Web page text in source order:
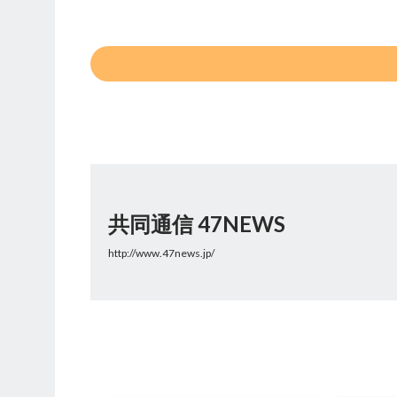
共同通信 47NEWS
http://www.47news.jp/